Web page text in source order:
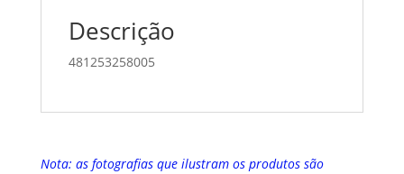
Descrição
481253258005
Nota: as fotografias que ilustram os produtos são